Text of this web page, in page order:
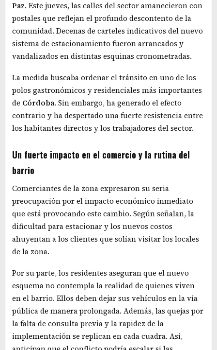
Paz. Este jueves, las calles del sector amanecieron con
postales que reflejan el profundo descontento de la
comunidad. Decenas de carteles indicativos del nuevo
sistema de estacionamiento fueron arrancados y
vandalizados en distintas esquinas cronometradas.
La medida buscaba ordenar el tránsito en uno de los
polos gastronómicos y residenciales más importantes
de Córdoba. Sin embargo, ha generado el efecto
contrario y ha despertado una fuerte resistencia entre
los habitantes directos y los trabajadores del sector.
Un fuerte impacto en el comercio y la rutina del
barrio
Comerciantes de la zona expresaron su seria
preocupación por el impacto económico inmediato
que está provocando este cambio. Según señalan, la
dificultad para estacionar y los nuevos costos
ahuyentan a los clientes que solían visitar los locales
de la zona.
Por su parte, los residentes aseguran que el nuevo
esquema no contempla la realidad de quienes viven
en el barrio. Ellos deben dejar sus vehículos en la vía
pública de manera prolongada. Además, las quejas por
la falta de consulta previa y la rapidez de la
implementación se replican en cada cuadra. Así,